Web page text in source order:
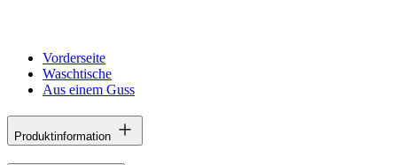
Vorderseite
Waschtische
Aus einem Guss
Produktinformation